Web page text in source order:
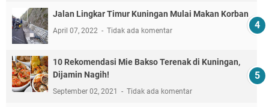
Jalan Lingkar Timur Kuningan Mulai Makan Korban
April 07, 2022 Tidak ada komentar
10 Rekomendasi Mie Bakso Terenak di Kuningan,
Dijamin Nagih!
September 02, 2021 Tidak ada komentar